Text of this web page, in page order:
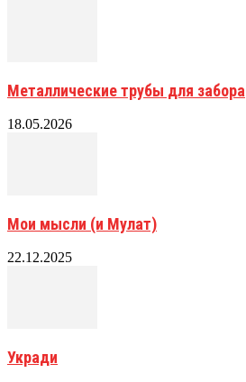
Металлические трубы для забора
18.05.2026
Мои мысли (и Мулат)
22.12.2025
Укради